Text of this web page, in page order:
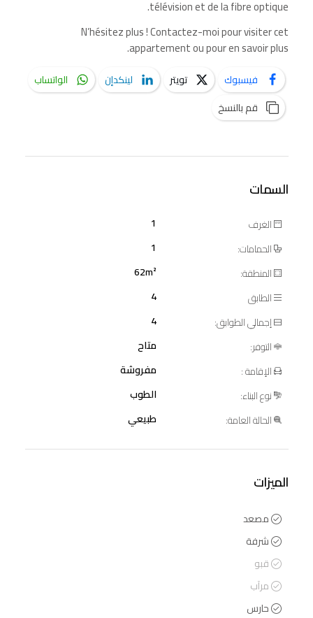
télévision et de la fibre optique.
N’hésitez plus ! Contactez-moi pour visiter cet
appartement ou pour en savoir plus.
فيسبوك تويتر لينكدإن
الواتساب
قم بالنسخ
السمات
الغرف
1
الحمامات:
1
المنطقة:
62m²
الطابق
4
إجمالي الطوابق:
4
التوفر:
متاح
الإقامة :
مفروشة
نوع البناء:
الطوب
الحالة العامة:
طبيعي
الميزات
مصعد
شرفة
قبو
مرآب
حارس